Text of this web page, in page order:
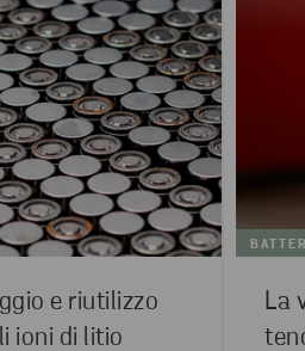
e riutilizzo
ioni di litio
La